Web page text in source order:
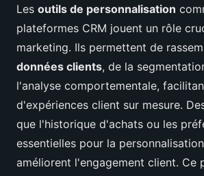
Les outils de personnalisation
plateformes CRM jouent un rôle
marketing. Ils permettent de
données clients, de la
l'analyse comportementale,
d'expériences client sur mesure.
que l'historique d'achats ou les
essentielles pour la
améliorent l'engagement client. Ce